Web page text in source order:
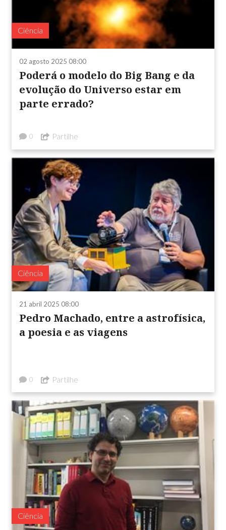
Ciência
02 agosto 2025 08:00
Poderá o modelo do Big Bang e da
evolução do Universo estar em
parte errado?
0 Partilhe
Ciência
21 abril 2025 08:00
Pedro Machado, entre a astrofísica,
a poesia e as viagens
0 Partilhe
Ciência